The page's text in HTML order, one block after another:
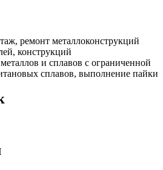
ремонт металлоконструкций
конструкций
и сплавов с ограниченной
сплавов, выполнение пайки